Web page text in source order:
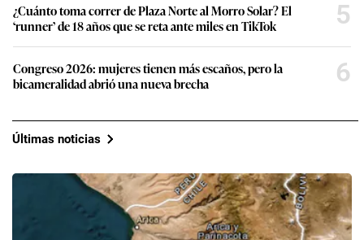
¿Cuánto toma correr de Plaza Norte al Morro Solar? El
‘runner’ de 18 años que se reta ante miles en TikTok
5
Congreso 2026: mujeres tienen más escaños, pero la
bicameralidad abrió una nueva brecha
6
Últimas noticias